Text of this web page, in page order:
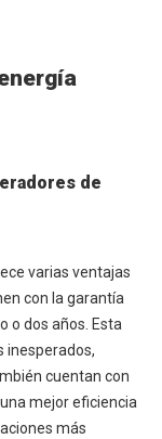
de
varias ventajas
con la garantía
o dos años. Esta
inesperados,
cuentan con
mejor eficiencia
más